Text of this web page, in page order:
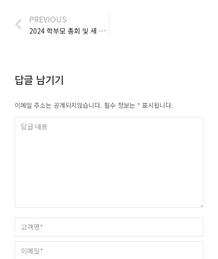
PREVIOUS
2024 학부모 총회 및 새 이사장 선출 안내
답글 남기기
이메일 주소는 공개되지않습니다. 필수 정보는 * 표시됩니다.
답글 내용
고객명 *
이메일 *